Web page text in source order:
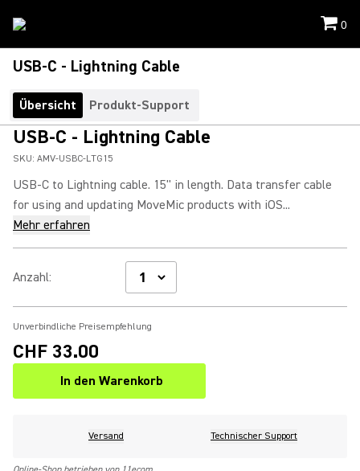
0
USB-C - Lightning Cable
Übersicht Produkt-Support
USB-C - Lightning Cable
SKU: AMV-USBC-LTG15
USB-C to Lightning cable. 15" in length. Data transfer cable
for using and updating MoveMic products with iOS...
Mehr erfahren
Anzahl:
Unverbindliche Preisempfehlung
CHF 33.00
In den Warenkorb
Versand Technischer Support